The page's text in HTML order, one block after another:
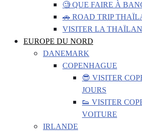
🧐 QUE FAIRE À
🚗 ROAD TRIP
VISITER LA
EUROPE DU NORD
DANEMARK
COPENHAGUE
😎 VISITER
JOURS
👟 VISITER
VOITURE
IRLANDE